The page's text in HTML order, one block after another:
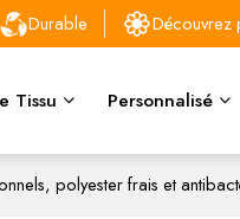
Durable
Tissu Personnalisé
polyester frais et